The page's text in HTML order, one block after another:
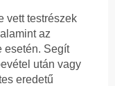
vett testrészek
az
esetén. Segít
után vagy
eredetű